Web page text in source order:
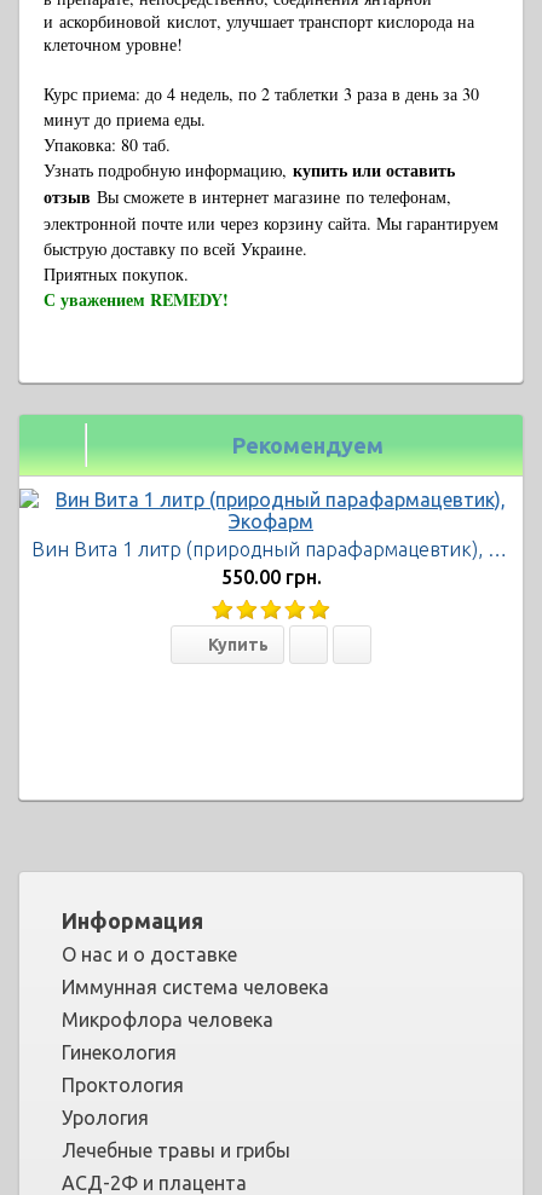
и аскорбиновой кислот, улучшает транспорт кислорода на
клеточном уровне!
Курс приема: до 4 недель, по 2 таблетки 3 раза в день за 30
минут до приема еды.
Упаковка: 80 таб.
Узнать подробную информацию, купить или оставить
отзыв Вы сможете в интернет магазине по телефонам,
электронной почте или через корзину сайта. Мы гарантируем
быструю доставку по всей Украине.
Приятных покупок.
С уважением REMEDY!
Рекомендуем
Вин Вита 1 литр (природный парафармацевтик), Экофарм
550.00 грн.
Информация
О нас и о доставке
Иммунная система человека
Микрофлора человека
Гинекология
Проктология
Урология
Лечебные травы и грибы
АСД-2Ф и плацента